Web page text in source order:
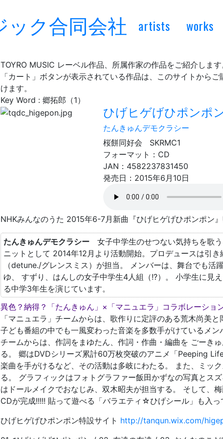
artists works
TOYRO MUSIC レーベル作品、所属作家の作品をご紹介します
「カート」ボタンが表示されている作品は、このサイトからご
けます。
Key Word : 郷拓郎（1）
ひげヒゲげひポンポ
たんきゅんデモクラシー
桜餅同好会 SKRMC1
フォーマット：CD
JAN：4582237831450
発売日：2015年6月10日
NHKみんなのうた 2015年6-7月新曲『ひげヒゲげひポンポン』
たんきゅんデモクラシー 女子中学生のせつない気持ちを歌
ニットとして 2014年12月より活動開始。プロデュースは引
（detune./グレンスミス）が担当。 メンバーは、舞台でも活
ゆ、 すずり、はんしの女子中学生4人組（!?）。 小学生に見
る中学3年生を演じています。
異色？納得？「たんきゅん」×「マニュエラ」コラボレーショ
「マニュエラ」チームからは、歌作りに定評のある荒木尚美
子ども番組の中でも一風変わった音楽を多数手がけているメ
チームからは、作詞をまゆたん、作詞・作曲・編曲を ごーき
る。 郷はDVDシリーズ累計60万枚突破のアニメ「Peeping
楽曲を手がけるなど、その活動は多岐にわたる。 また、ミッ
る。 グラフィックはフォトグラファー飯田かずなの写真とス
はドールメイクでおなじみ、双木昭夫が担当する。 そして、
CDが完成!!!!! 貼って遊べる「バラエティ☆ひげシール」も入っ
ひげヒゲげひポンポン特設サイト http://tanqun.wix.com/